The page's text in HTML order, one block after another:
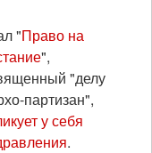
"Право на
",
"делу
партизан",
у себя
.